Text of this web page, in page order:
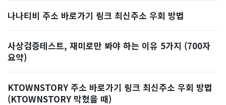
나나티비 주소 바로가기 링크 최신주소 우회 방법
사상검증테스트, 재미로만 봐야 하는 이유 5가지 (700자
요약)
KTOWNSTORY 주소 바로가기 링크 최신주소 우회 방법
(KTOWNSTORY 막혔을 때)